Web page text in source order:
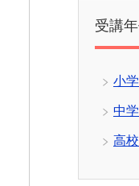
受講
小
中
高